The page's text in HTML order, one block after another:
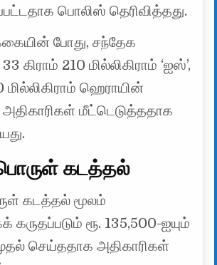
பொலிஸ் தெரிவித்தது.
போது, ​​சந்தேக
33 கிராம் 210 மில்லிகிராம் ‘ஐஸ்’,
மில்லிகிராம் ஹெராயின்
மீட்டெடுத்ததாக
கடத்தல்
கடத்தல் மூலம்
கருதப்படும் ரூ. 135,500-ஐயும்
செய்ததாக அதிகாரிகள்